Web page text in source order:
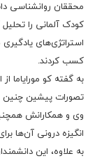
کودک آلمانی را تحلیل
استراتژی‌های
کسب کردند.
تصورات پیشین چنین
وی و همکارانش
انگیزه درونی آن‌ها
به علاوه، این